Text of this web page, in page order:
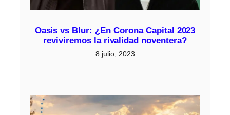
Oasis vs Blur: ¿En Corona Capital 2023
reviviremos la rivalidad noventera?
8 julio, 2023